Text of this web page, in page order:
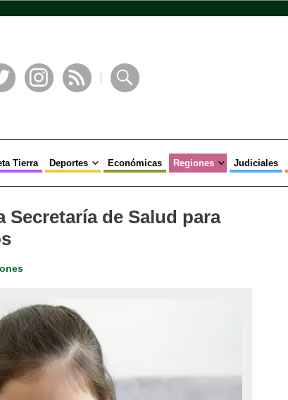
Tierra Deportes Económicas Regiones Judiciales
Secretaría de Salud para